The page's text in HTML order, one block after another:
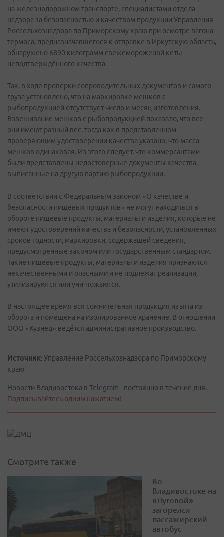
на железнодорожном транспорте, специалистами отдела
надзора за безопасностью и качеством продукции Управления
Россельхознадзора по Приморскому краю при осмотре вагона-
термоса, предназначавшегося к отправке в Иркутскую область,
обнаружено 6890 килограмм свежемороженой кеты
неподтверждённого качества.
Так, в ходе проверки сопроводительных документов и самого
груза установлено, что на маркировке мешков с
рыбопродукцией отсутствует число и месяц изготовления.
Взвешивание мешков с рыбопродукцией показало, что все
они имеют разный вес, тогда как в представленном
проверяющим удостоверении качества указано, что масса
мешков одинаковая. Из этого следует, что коммерсантами
были представлены недостоверные документы качества,
выписанные на другую партию рыбопродукции.
В соответствии с Федеральным законом «О качестве и
безопасности пищевых продуктов» не могут находиться в
обороте пищевые продукты, материалы и изделия, которые не
имеют удостоверений качества и безопасности, установленных
сроков годности, маркировки, содержащей сведения,
предусмотренные законом или государственным стандартом.
Такие пищевые продукты, материалы и изделия признаются
некачественными и опасными и не подлежат реализации,
утилизируются или уничтожаются.
В настоящее время вся сомнительная продукция изъята из
оборота и помещена на изолированное хранение. В отношении
ООО «Кузнец» ведётся административное производство.
Источник: Управление Россельхознадзора по Приморскому
краю
Новости Владивостока в Telegram - постоянно в течение дня.
Подписывайтесь одним нажатием!
Смотрите также
Во
Владивостоке на
«Луговой»
загорелся
пассажирский
автобус